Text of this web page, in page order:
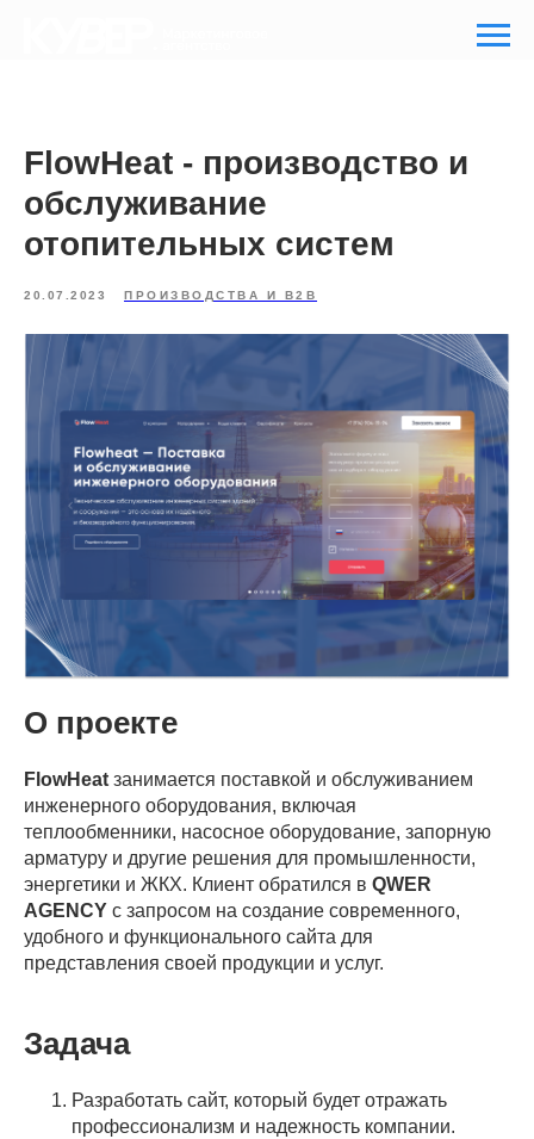
FlowHeat - производство и
обслуживание
отопительных систем
20.07.2023 ПРОИЗВОДСТВА И B2B
О проекте
FlowHeat занимается поставкой и обслуживанием
инженерного оборудования, включая
теплообменники, насосное оборудование, запорную
арматуру и другие решения для промышленности,
энергетики и ЖКХ. Клиент обратился в QWER
AGENCY с запросом на создание современного,
удобного и функционального сайта для
представления своей продукции и услуг.
Задача
Разработать сайт, который будет отражать
профессионализм и надежность компании.